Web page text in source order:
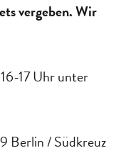
vergeben. Wir
17 Uhr unter
Berlin / Südkreuz